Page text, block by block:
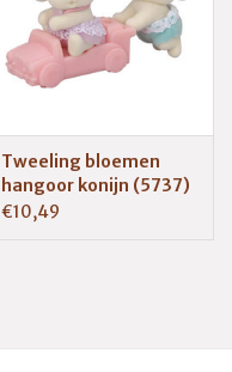
Tweeling bloemen
hangoor konijn (5737)
€10,49